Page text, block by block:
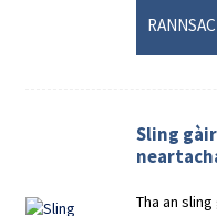
Sling
Tha an